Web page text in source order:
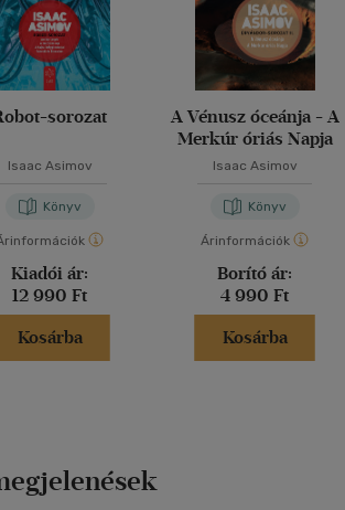
sorozat
Isaac Asimov
Könyv
Kiadói ár:
12 990 Ft
Kosárba
A Vénusz óceánja - A
Merkúr óriás Napja
Isaac Asimov
Könyv
Árinformációk
Borító ár:
4 990 Ft
Kosárba